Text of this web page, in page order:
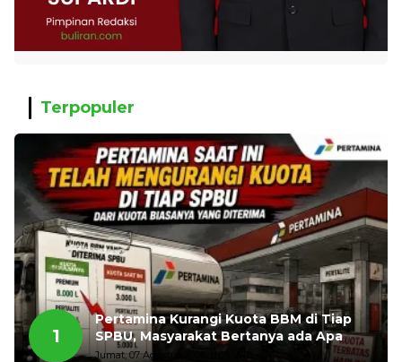
Terpopuler
1
Pertamina Kurangi Kuota BBM di Tiap
SPBU, Masyarakat Bertanya ada Apa
Jumat, 07 Agustus 2026, 11:03 WIB